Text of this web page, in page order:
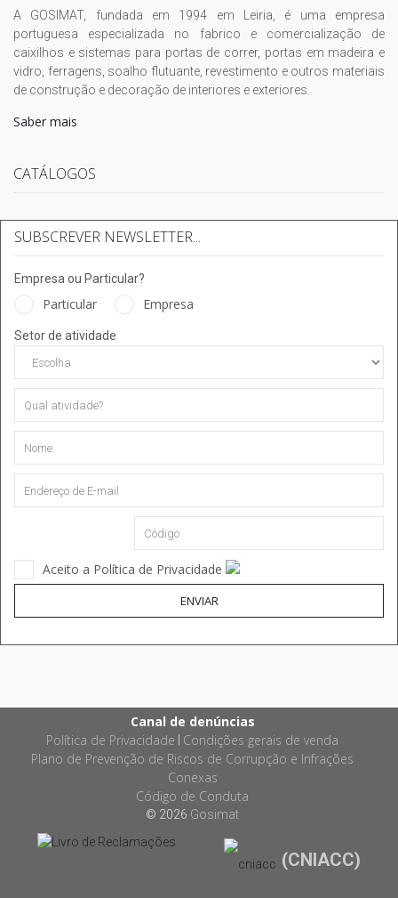
A GOSIMAT, fundada em 1994 em Leiria, é uma empresa
portuguesa especializada no fabrico e comercialização de
caixilhos e sistemas para portas de correr, portas em madeira e
vidro, ferragens, soalho flutuante, revestimento e outros materiais
de construção e decoração de interiores e exteriores.
Saber mais
CATÁLOGOS
SUBSCREVER NEWSLETTER...
Empresa ou Particular?
Particular Empresa
Setor de atividade
Aceito a Política de Privacidade
ENVIAR
Canal de denúncias
Política de Privacidade Condições gerais de venda
Plano de Prevenção de Riscos de Corrupção e Infrações
Conexas
Código de Conduta
© 2026 Gosimat
(CNIACC)